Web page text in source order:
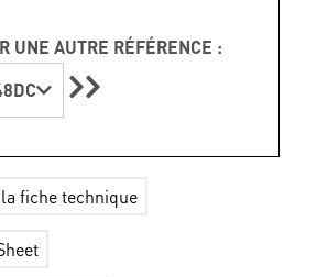
UNE AUTRE RÉFÉRENCE :
fiche technique